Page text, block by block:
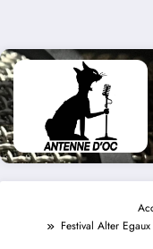
Festival Alter